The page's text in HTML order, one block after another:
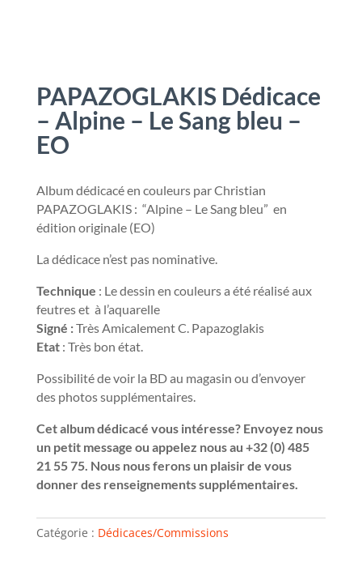
PAPAZOGLAKIS Dédicace
– Alpine – Le Sang bleu –
EO
Album dédicacé en couleurs par Christian
PAPAZOGLAKIS : “Alpine – Le Sang bleu” en
édition originale (EO)
La dédicace n’est pas nominative.
Technique : Le dessin en couleurs a été réalisé aux
feutres et à l’aquarelle
Signé :Très Amicalement C. Papazoglakis
Etat: Très bon état.
Possibilité de voir la BD au magasin ou d’envoyer
des photos supplémentaires.
Cet album dédicacé vous intéresse? Envoyez nous
un petit message ou appelez nous au +32 (0) 485
21 55 75. Nous nous ferons un plaisir de vous
donner des renseignements supplémentaires.
Catégorie : Dédicaces/Commissions